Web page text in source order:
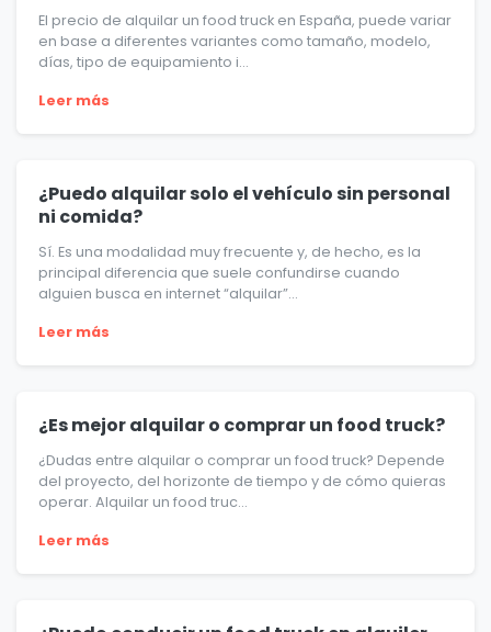
El precio de alquilar un food truck en España, puede variar
en base a diferentes variantes como tamaño, modelo,
días, tipo de equipamiento i...
Leer más
¿Puedo alquilar solo el vehículo sin personal
ni comida?
Sí. Es una modalidad muy frecuente y, de hecho, es la
principal diferencia que suele confundirse cuando
alguien busca en internet “alquilar”...
Leer más
¿Es mejor alquilar o comprar un food truck?
¿Dudas entre alquilar o comprar un food truck? Depende
del proyecto, del horizonte de tiempo y de cómo quieras
operar. Alquilar un food truc...
Leer más